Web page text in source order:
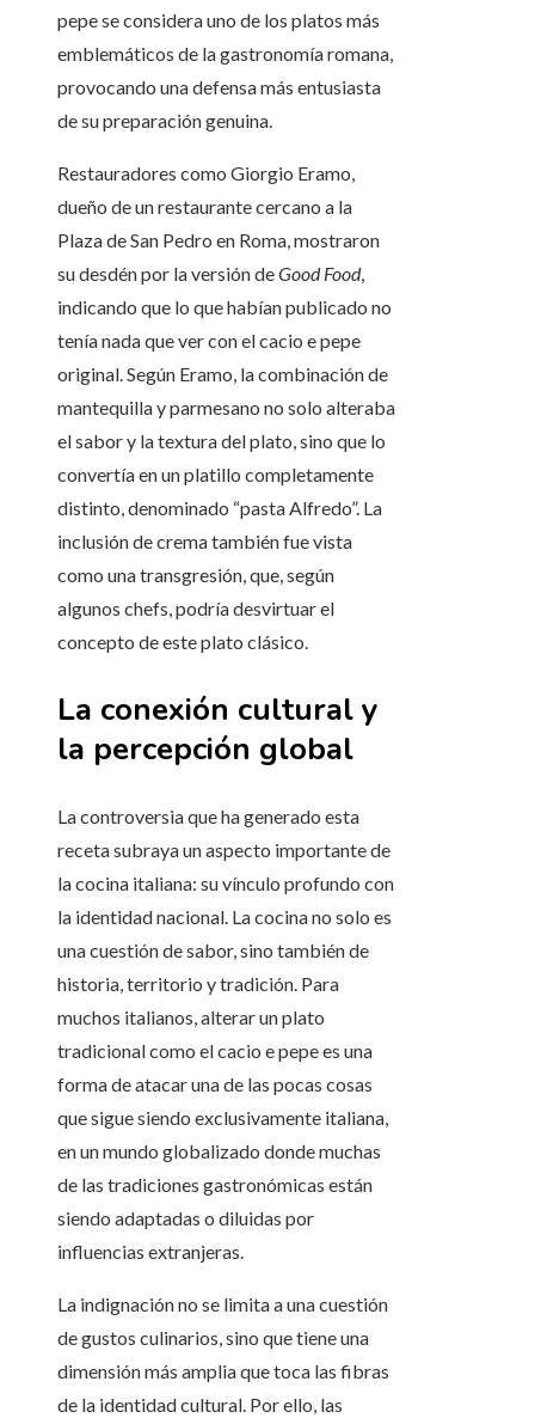
pepe se considera uno de los platos más
emblemáticos de la gastronomía romana,
provocando una defensa más entusiasta
de su preparación genuina.
Restauradores como Giorgio Eramo,
dueño de un restaurante cercano a la
Plaza de San Pedro en Roma, mostraron
su desdén por la versión deGood Food,
indicando que lo que habían publicado no
tenía nada que ver con el cacio e pepe
original. Según Eramo, la combinación de
mantequilla y parmesano no solo alteraba
el sabor y la textura del plato, sino que lo
convertía en un platillo completamente
distinto, denominado “pasta Alfredo”. La
inclusión de crema también fue vista
como una transgresión, que, según
algunos chefs, podría desvirtuar el
concepto de este plato clásico.
La conexión cultural y
la percepción global
La controversia que ha generado esta
receta subraya un aspecto importante de
la cocina italiana: su vínculo profundo con
la identidad nacional. La cocina no solo es
una cuestión de sabor, sino también de
historia, territorio y tradición. Para
muchos italianos, alterar un plato
tradicional como el cacio e pepe es una
forma de atacar una de las pocas cosas
que sigue siendo exclusivamente italiana,
en un mundo globalizado donde muchas
de las tradiciones gastronómicas están
siendo adaptadas o diluidas por
influencias extranjeras.
La indignación no se limita a una cuestión
de gustos culinarios, sino que tiene una
dimensión más amplia que toca las fibras
de la identidad cultural. Por ello, las